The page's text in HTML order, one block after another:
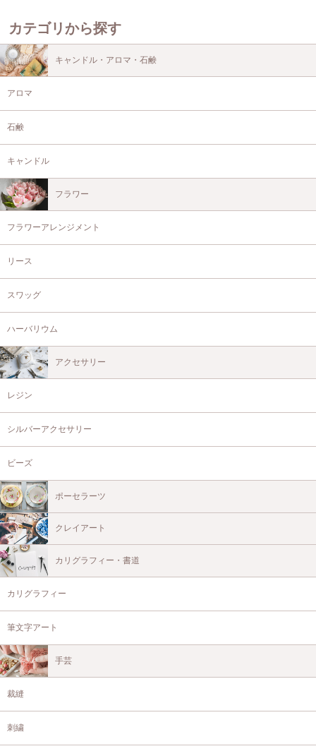
カテゴリから探す
キャンドル・アロマ・石鹸
アロマ
石鹸
キャンドル
フラワー
フラワーアレンジメント
リース
スワッグ
ハーバリウム
アクセサリー
レジン
シルバーアクセサリー
ビーズ
ポーセラーツ
クレイアート
カリグラフィー・書道
カリグラフィー
筆文字アート
手芸
裁縫
刺繍